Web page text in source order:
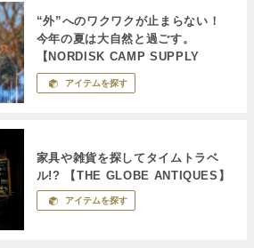
“外”へのワクワクが止まらない！
今年の夏は大自然と過ごす。
【NORDISK CAMP SUPPLY
STORE by ROOT】
アイテムを探す
家具や雑貨を探してタイムトラベ
ル!? 【THE GLOBE ANTIQUES】
アイテムを探す